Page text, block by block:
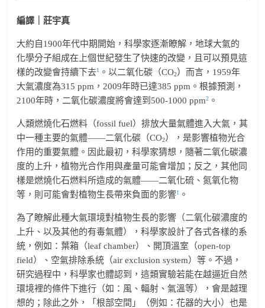
編譯｜莊宇真
大約自1900年代中期開始，科學家逐漸瞭解，地球大氣的
化學分子組成在上個世紀發生了快速的改變，且可以預見這
樣的改變會持續下去1 。以二氧化碳（CO2）而言，1959年
大氣濃度為315 ppm，2009年時已達385 ppm。根據預測，
2100年時，二氧化碳濃度將會達到500-1000 ppm2 。
人類燃燒化石燃料（fossil fuel）排放大量氣體進入大氣，其
中一種主要的氣體——二氧化碳（CO2），是影響植物光合
作用的重要氣體。因此最初，科學家猜想，隨著二氧化碳濃
度的上升，植物光合作用與產量可能會增加；反之，其他同
樣是燃燒化石燃料所造成的氣體——二氧化硫、氮氧化物
等，則可能會對植物生長帶來負面的影響1 。
為了瞭解此種大氣環境對植物生長的影響（二氧化碳濃度的
上升、以及其他的有毒氣體），科學家設計了各式各樣的系
統，例如：葉箱（leaf chamber）、開頂溫室（open-top
field）、空氣排除系統（air exclusion system）等。不過，
研究過程中，科學家也體認到，這類實驗若能在越逼近自然
環境裡的條件下進行（如：風、輻射、氣溫等），會是越理
想的；除此之外，「根部空間」（例如：花器的大小）也是